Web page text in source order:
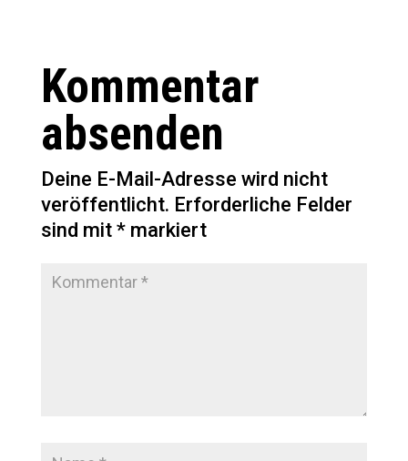
Kommentar
absenden
Deine E-Mail-Adresse wird nicht
veröffentlicht. Erforderliche Felder
sind mit *markiert